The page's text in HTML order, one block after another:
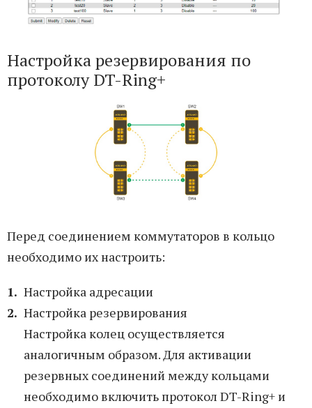
Настройка резервирования по
протоколу DT-Ring+
Перед соединением коммутаторов в кольцо
необходимо их настроить:
Настройка адресации
Настройка резервирования
Настройка колец осуществляется
аналогичным образом. Для активации
резервных соединений между кольцами
необходимо включить протокол DT-Ring+ и